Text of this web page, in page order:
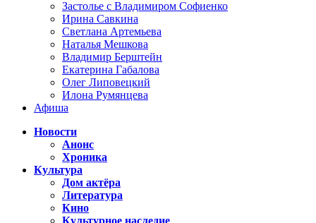
Застолье с Владимиром Софиенко
Ирина Савкина
Светлана Артемьева
Наталья Мешкова
Владимир Берштейн
Екатерина Габалова
Олег Липовецкий
Илона Румянцева
Афиша
Новости
Анонс
Хроника
Культура
Дом актёра
Литература
Кино